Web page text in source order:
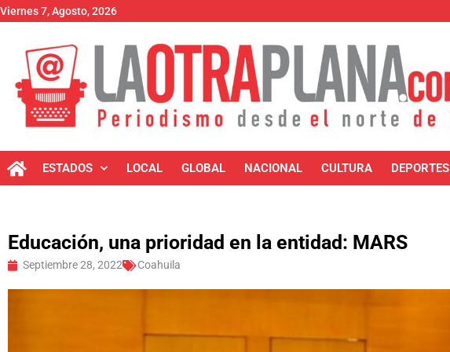
Viernes 7, Agosto, 2026
ESTADOS LOCAL GLOBAL NACIONAL CULTURA DEPORTES
Educación, una prioridad en la entidad: MARS
Septiembre 28, 2022 Coahuila